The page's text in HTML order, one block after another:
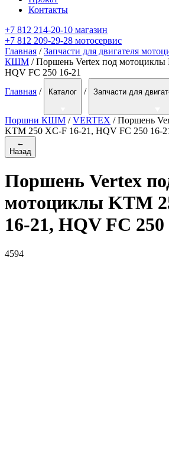
Контакты
+7 812 214-20-10 магазин
+7 812 209-29-28 мотосервис
Главная /Запчасти для двигателя
КШМ / Поршень Vertex под мотоциклы
HQV FC 250 16-21
Главная / Каталог / Запчасти для
Поршни КШМ / VERTEX / Поршень
KTM 250 XC-F 16-21, HQV FC 250 16-
←
Назад
Поршень Vertex
мотоциклы KTM
16-21, HQV FC 250
4594